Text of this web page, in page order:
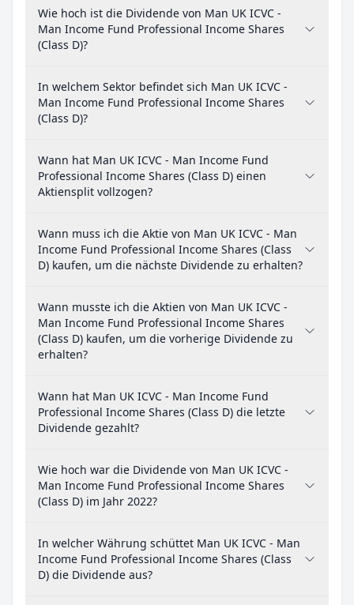
Wie hoch ist die Dividende von Man UK ICVC -
Man Income Fund Professional Income Shares
(Class D)?
In welchem Sektor befindet sich Man UK ICVC -
Man Income Fund Professional Income Shares
(Class D)?
Wann hat Man UK ICVC - Man Income Fund
Professional Income Shares (Class D) einen
Aktiensplit vollzogen?
Wann muss ich die Aktie von Man UK ICVC - Man
Income Fund Professional Income Shares (Class
D) kaufen, um die nächste Dividende zu erhalten?
Wann musste ich die Aktien von Man UK ICVC -
Man Income Fund Professional Income Shares
(Class D) kaufen, um die vorherige Dividende zu
erhalten?
Wann hat Man UK ICVC - Man Income Fund
Professional Income Shares (Class D) die letzte
Dividende gezahlt?
Wie hoch war die Dividende von Man UK ICVC -
Man Income Fund Professional Income Shares
(Class D) im Jahr 2022?
In welcher Währung schüttet Man UK ICVC - Man
Income Fund Professional Income Shares (Class
D) die Dividende aus?